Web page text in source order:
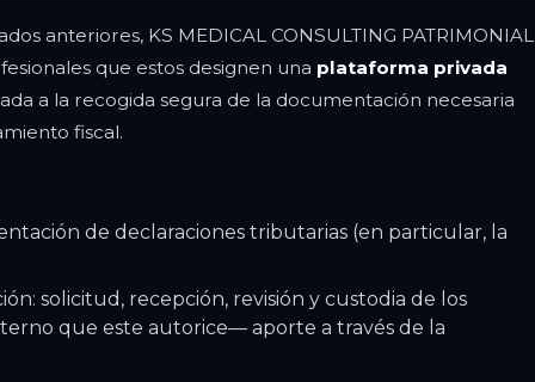
anteriores, KS MEDICAL CONSULTING PATRIMONIAL
que estos designen una plataforma privada
a la recogida segura de la documentación necesaria
fiscal.
de declaraciones tributarias (en particular, la
solicitud, recepción, revisión y custodia de los
que este autorice— aporte a través de la